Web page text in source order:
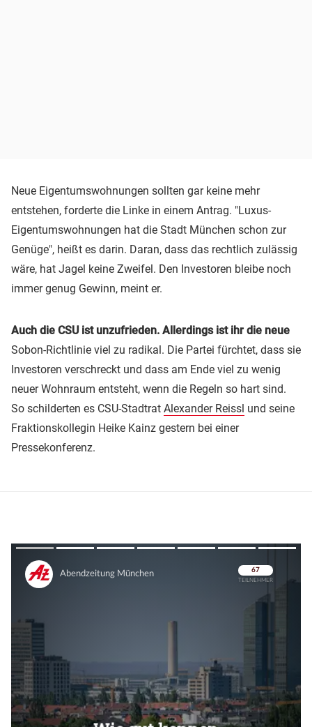
Neue Eigentumswohnungen sollten gar keine mehr
entstehen, forderte die Linke in einem Antrag. "Luxus-
Eigentumswohnungen hat die Stadt München schon zur
Genüge", heißt es darin. Daran, dass das rechtlich zulässig
wäre, hat Jagel keine Zweifel. Den Investoren bleibe noch
immer genug Gewinn, meint er.
Auch die CSU ist unzufrieden. Allerdings ist ihr die neue
Sobon-Richtlinie viel zu radikal. Die Partei fürchtet, dass sie
Investoren verschreckt und dass am Ende viel zu wenig
neuer Wohnraum entsteht, wenn die Regeln so hart sind.
So schilderten es CSU-Stadtrat Alexander Reissl und seine
Fraktionskollegin Heike Kainz gestern bei einer
Pressekonferenz.
Überspringen